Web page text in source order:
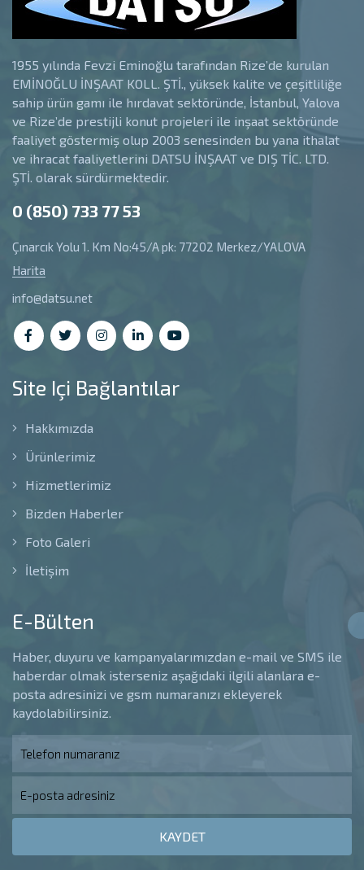
1955 yılında Fevzi Eminoğlu tarafından Rize’de kurulan
EMİNOĞLU İNŞAAT KOLL. ŞTİ., yüksek kalite ve çeşitliliğe
sahip ürün gamı ile hırdavat sektöründe, İstanbul, Yalova
ve Rize’de prestijli konut projeleri ile inşaat sektöründe
faaliyet göstermiş olup 2003 senesinden bu yana ithalat
ve ihracat faaliyetlerini DATSU İNŞAAT ve DIŞ TİC. LTD.
ŞTİ. olarak sürdürmektedir.
0 (850) 733 77 53
Çınarcık Yolu 1. Km No:45/A pk: 77202 Merkez/YALOVA
Harita
info@datsu.net
Site Içi Bağlantılar
Hakkımızda
Ürünlerimiz
Hizmetlerimiz
Bizden Haberler
Foto Galeri
İletişim
E-Bülten
Haber, duyuru ve kampanyalarımızdan e-mail ve SMS ile
haberdar olmak isterseniz aşağıdaki ilgili alanlara e-
posta adresinizi ve gsm numaranızı ekleyerek
kaydolabilirsiniz.
KAYDET